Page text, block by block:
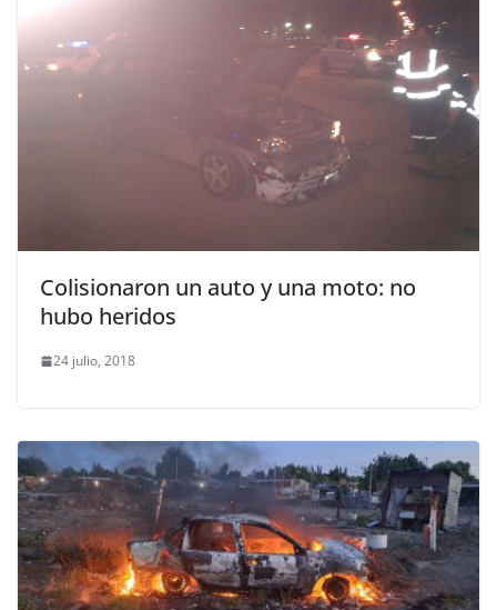
Colisionaron un auto y una moto: no
hubo heridos
24 julio, 2018